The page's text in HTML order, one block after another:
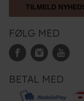
TILMELD
FØLG MED
BETAL MED